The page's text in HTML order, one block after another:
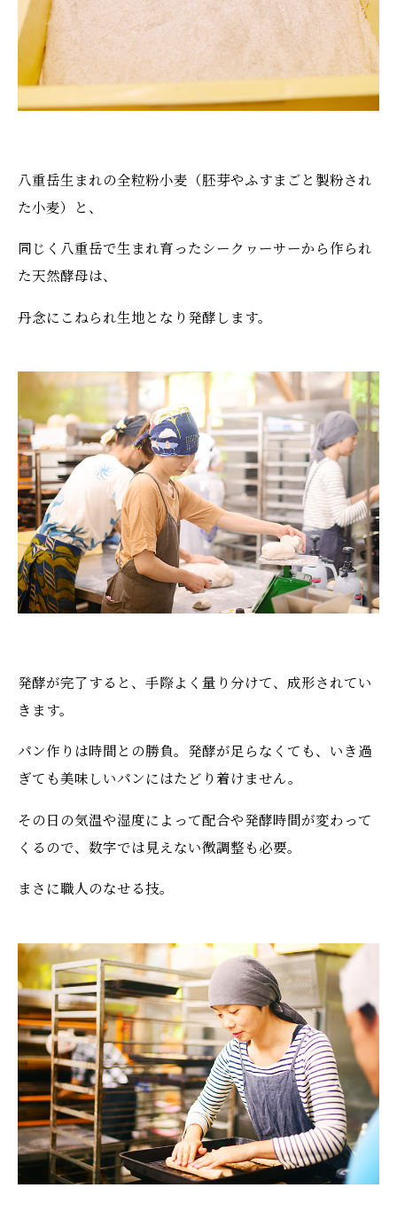
八重岳生まれの全粒粉小麦（胚芽やふすまごと製粉され
た小麦）と、
同じく八重岳で生まれ育ったシークヮーサーから作られ
た天然酵母は、
丹念にこねられ生地となり発酵します。
発酵が完了すると、手際よく量り分けて、成形されてい
きます。
パン作りは時間との勝負。発酵が足らなくても、いき過
ぎても美味しいパンにはたどり着けません。
その日の気温や湿度によって配合や発酵時間が変わって
くるので、数字では見えない微調整も必要。
まさに職人のなせる技。